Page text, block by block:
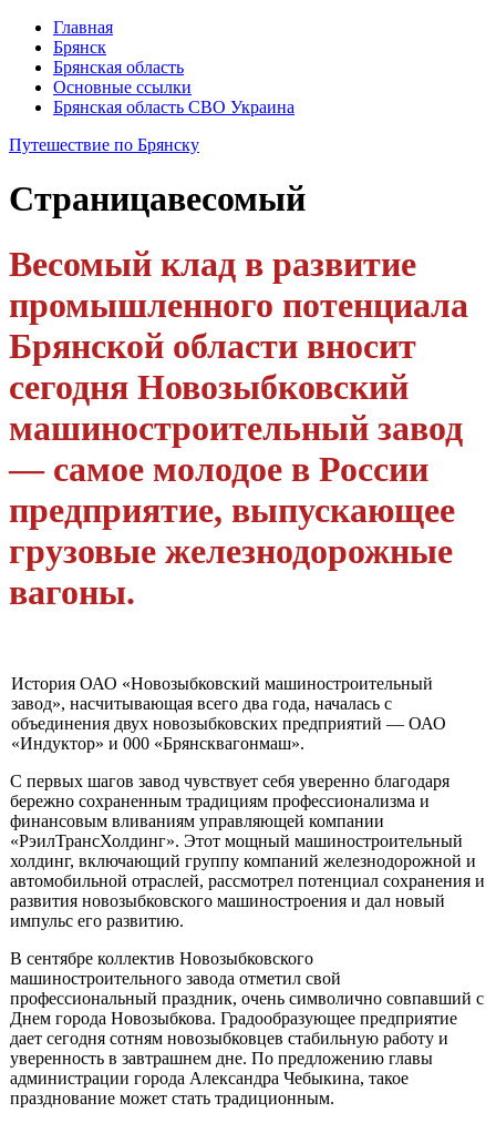
Главная
Брянск
Брянская область
Основные ссылки
Брянская область СВО Украина
Путешествие по Брянску
Страницавесомый
Весомый клад в развитие
промышленного потенциала
Брянской области вносит
сегодня Новозыбковский
машиностроительный завод
— самое молодое в России
предприятие, выпускающее
грузовые железнодорожные
вагоны.
История ОАО «Новозыбковский машиностроительный
завод», насчиты­вающая всего два года, началась с
объединения двух новозыбковских предприятий — ОАО
«Индуктор» и 000 «Брянсквагонмаш».
С первых шагов завод чувствует себя уверенно благодаря
бережно сохраненным традициям профессионализма и
финансовым вливаниям управляющей компании
«РэилТрансХолдинг». Этот мощный машино­строительный
холдинг, включающий группу компаний железнодо­рожной и
автомобильной отраслей, рассмотрел потенциал сохранения и
развития новозыбковского машиностроения и дал новый
импульс его развитию.
В сентябре коллектив Новозыбковского
машиностроительного завода отметил свой
профессиональный праздник, очень символично совпавший с
Днем города Новозыбкова. Градообразующее предприятие
дает сегодня сотням новозыбковцев стабильную работу и
уверенность в завтрашнем дне. По предложению главы
администрации города Александра Чебыкина, та­кое
празднование может стать традиционным.